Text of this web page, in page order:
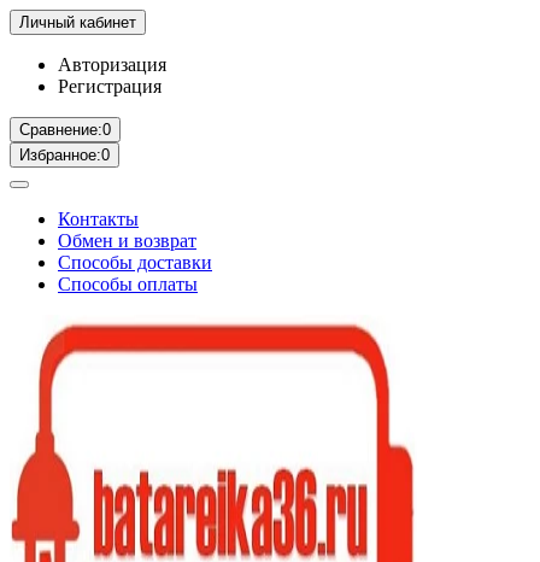
Личный кабинет
Авторизация
Регистрация
Сравнение:0
Избранное:0
Контакты
Обмен и возврат
Способы доставки
Способы оплаты